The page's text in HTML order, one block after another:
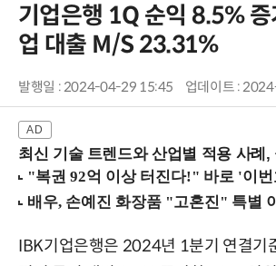
기업은행 1Q 순익 8.5%
업 대출 M/S 23.31%
발행일 : 2024-04-29 15:45 업데이트 :
최신 기술 트렌드와 산업별 적용 사례, 실질적인 실행 전략
IBK기업은행은 2024년 1분기 연결기